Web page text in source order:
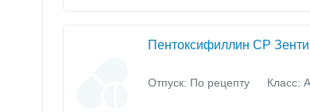
Пентоксифиллин СР
Отпуск: По рецепту Класс: